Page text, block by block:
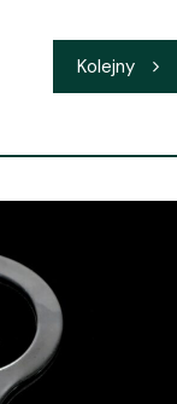
Kolejny